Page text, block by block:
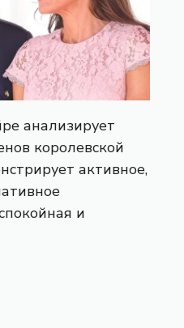
анализирует
королевской
активное,
и